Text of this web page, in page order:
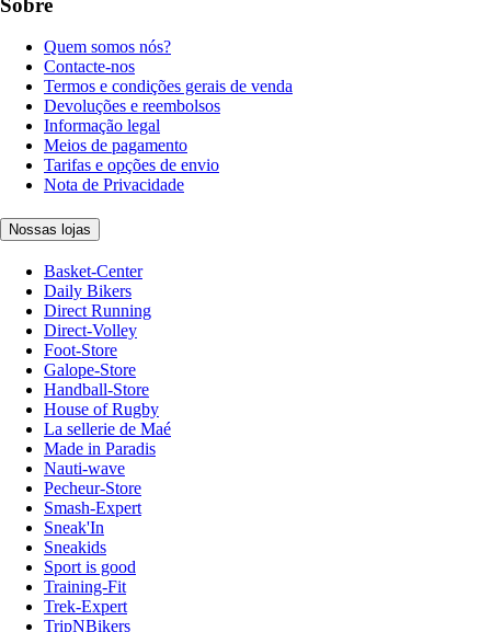
Quem somos nós?
Contacte-nos
Termos e condições gerais de venda
Devoluções e reembolsos
Informação legal
Meios de pagamento
Tarifas e opções de envio
Nota de Privacidade
Nossas lojas
Basket-Center
Daily Bikers
Direct Running
Direct-Volley
Foot-Store
Galope-Store
Handball-Store
House of Rugby
La sellerie de Maé
Made in Paradis
Nauti-wave
Pecheur-Store
Smash-Expert
Sneak'In
Sneakids
Sport is good
Training-Fit
Trek-Expert
TripNBikers